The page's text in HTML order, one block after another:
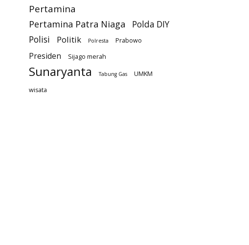
Pertamina
Pertamina Patra Niaga
Polda DIY
Polisi
Politik Polresta Prabowo
Presiden Sijago merah
Sunaryanta Tabung Gas
UMKM
wisata